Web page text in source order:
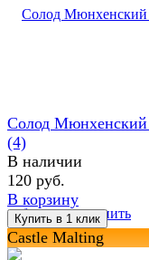
избранное сравнить
Солод Мюнхенский
(4)
В наличии
120 руб.
В корзину
Castle Malting